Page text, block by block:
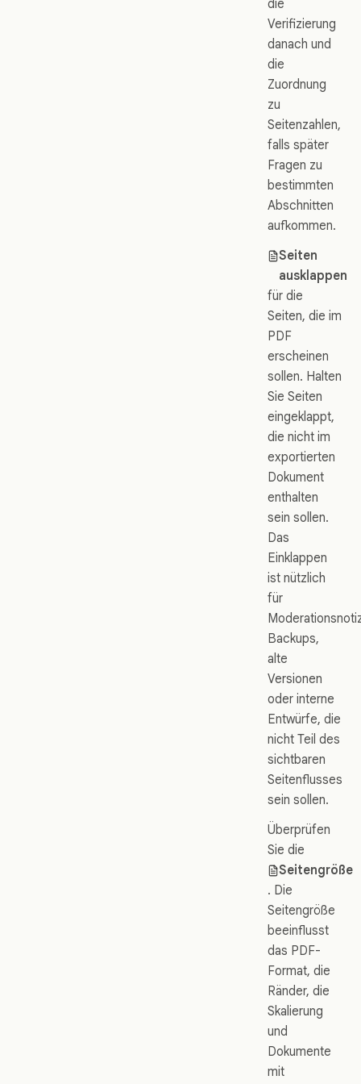
die
Verifizierung
danach und
die
Zuordnung
zu
Seitenzahlen,
falls später
Fragen zu
bestimmten
Abschnitten
aufkommen.
Seiten
ausklappen
für die
Seiten, die im
PDF
erscheinen
sollen. Halten
Sie Seiten
eingeklappt,
die nicht im
exportierten
Dokument
enthalten
sein sollen.
Das
Einklappen
ist nützlich
für
Backups,
alte
Versionen
oder interne
Entwürfe, die
nicht Teil des
sichtbaren
Seitenflusses
sein sollen.
Überprüfen
Sie die
Seitengröße
. Die
Seitengröße
beeinflusst
das PDF-
Format, die
Ränder, die
Skalierung
und
Dokumente
mit